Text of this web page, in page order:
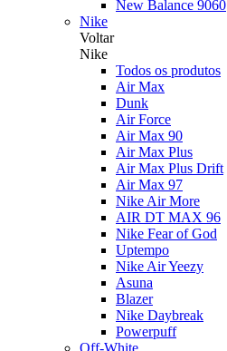
New Balance 9060
Nike
Voltar
Nike
Todos os produtos
Air Max
Dunk
Air Force
Air Max 90
Air Max Plus
Air Max Plus Drift
Air Max 97
Nike Air More
AIR DT MAX 96
Nike Fear of God
Uptempo
Nike Air Yeezy
Asuna
Blazer
Nike Daybreak
Powerpuff
Off-White